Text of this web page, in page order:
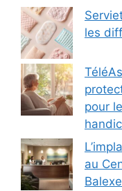
les
pour
au